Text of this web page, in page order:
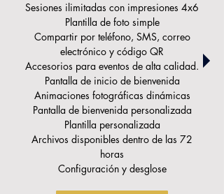
Sesiones ilimitadas con impresiones 4x6
Plantilla de foto simple
Compartir por teléfono, SMS, correo
electrónico y código QR
Accesorios para eventos de alta calidad.
Pantalla de inicio de bienvenida
Animaciones fotográficas dinámicas
Pantalla de bienvenida personalizada
Plantilla personalizada
Archivos disponibles dentro de las 72
horas
Configuración y desglose